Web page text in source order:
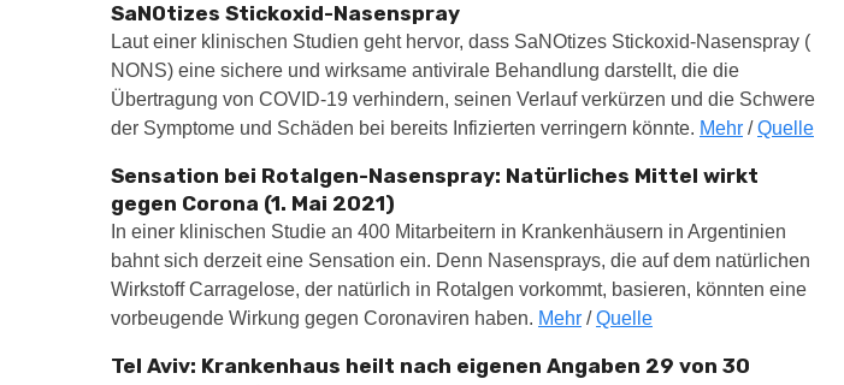
SaNOtizes Stickoxid-Nasenspray
Laut einer klinischen Studien geht hervor, dass SaNOtizes Stickoxid-Nasenspray (
NONS) eine sichere und wirksame antivirale Behandlung darstellt, die die
Übertragung von COVID-19 verhindern, seinen Verlauf verkürzen und die Schwere
der Symptome und Schäden bei bereits Infizierten verringern könnte. Mehr /Quelle
Sensation bei Rotalgen-Nasenspray: Natürliches Mittel wirkt
gegen Corona (1. Mai 2021)
In einer klinischen Studie an 400 Mitarbeitern in Krankenhäusern in Argentinien
bahnt sich derzeit eine Sensation ein. Denn Nasensprays, die auf dem natürlichen
Wirkstoff Carragelose, der natürlich in Rotalgen vorkommt, basieren, könnten eine
vorbeugende Wirkung gegen Coronaviren haben. Mehr /Quelle
Tel Aviv: Krankenhaus heilt nach eigenen Angaben 29 von 30